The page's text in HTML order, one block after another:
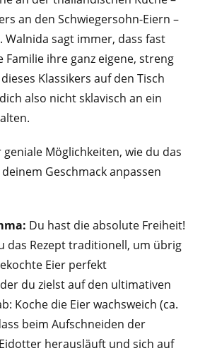
an den Schwiegersohn-Eiern –
Walnida sagt immer, dass fast
Familie ihre ganz eigene, streng
Klassikers auf den Tisch
also nicht sklavisch an ein
Möglichkeiten, wie du das
Geschmack anpassen
Du hast die absolute Freiheit!
das Rezept traditionell, um übrig
Eier perfekt
du zielst auf den ultimativen
Koche die Eier wachsweich (ca.
beim Aufschneiden der
herausläuft und sich auf